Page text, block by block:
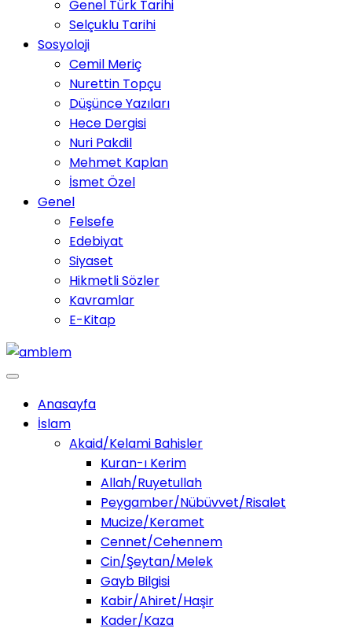
Genel Türk Tarihi
Selçuklu Tarihi
Sosyoloji
Cemil Meriç
Nurettin Topçu
Düşünce Yazıları
Hece Dergisi
Nuri Pakdil
Mehmet Kaplan
İsmet Özel
Genel
Felsefe
Edebiyat
Siyaset
Hikmetli Sözler
Kavramlar
E-Kitap
Anasayfa
İslam
Akaid/Kelami Bahisler
Kuran-ı Kerim
Allah/Ruyetullah
Peygamber/Nübüvvet/Risalet
Mucize/Keramet
Cennet/Cehennem
Cin/Şeytan/Melek
Gayb Bilgisi
Kabir/Ahiret/Haşir
Kader/Kaza